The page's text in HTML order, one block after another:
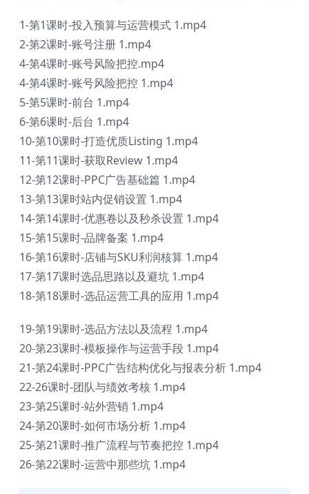
❅
❅
1-第1课时-投入预算与运营模式 1.mp4
2-第2课时-账号注册 1.mp4
4-第4课时-账号风险把控.mp4
4-第4课时-账号风险把控 1.mp4
5-第5课时-前台 1.mp4
6-第6课时-后台 1.mp4
10-第10课时-打造优质Listing 1.mp4
11-第11课时-获取Review 1.mp4
12-第12课时-PPC广告基础篇 1.mp4
13-第13课时站内促销设置 1.mp4
14-第14课时-优惠卷以及秒杀设置 1.mp4
15-第15课时-品牌备案 1.mp4
16-第16课时-店铺与SKU利润核算 1.mp4
17-第17课时选品思路以及避坑 1.mp4
18-第18课时-选品运营工具的应用 1.mp4
19-第19课时-选品方法以及流程 1.mp4
20-第23课时-模板操作与运营手段 1.mp4
21-第24课时-PPC广告结构优化与报表分析 1.mp4
22-26课时-团队与绩效考核 1.mp4
23-第25课时-站外营销 1.mp4
24-第20课时-如何市场分析 1.mp4
25-第21课时-推广流程与节奏把控 1.mp4
26-第22课时-运营中那些坑 1.mp4